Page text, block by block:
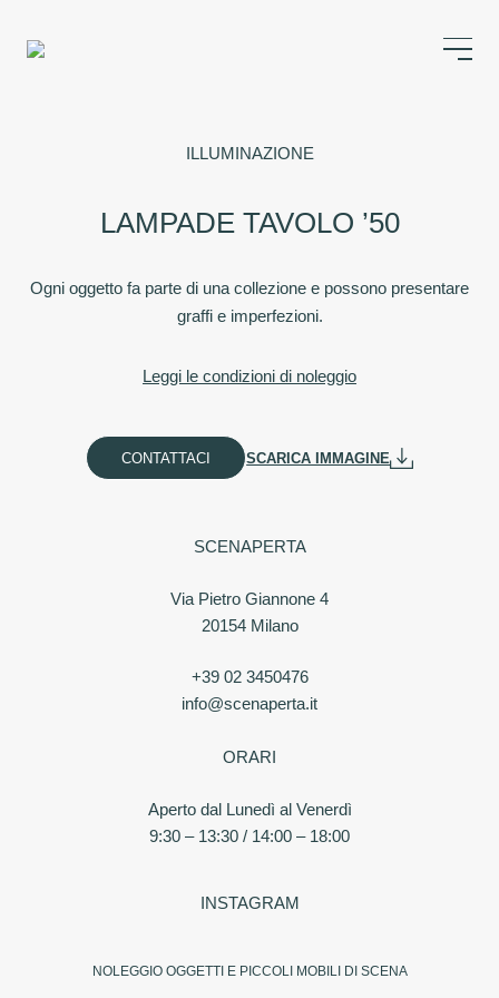
ILLUMINAZIONE
LAMPADE TAVOLO ’50
Ogni oggetto fa parte di una collezione e possono presentare
graffi e imperfezioni.
Leggi le condizioni di noleggio
CONTATTACI SCARICA IMMAGINE
SCENAPERTA
Via Pietro Giannone 4
20154 Milano
+39 02 3450476
info@scenaperta.it
ORARI
Aperto dal Lunedì al Venerdì
9:30 – 13:30 / 14:00 – 18:00
INSTAGRAM
NOLEGGIO OGGETTI E PICCOLI MOBILI DI SCENA